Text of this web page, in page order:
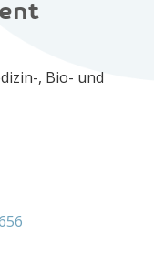
, Bio- und